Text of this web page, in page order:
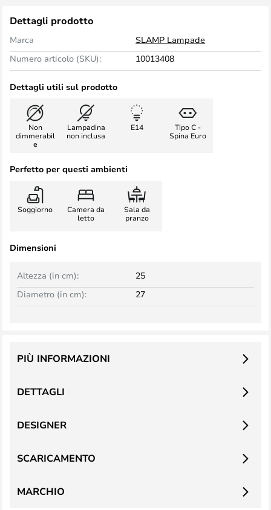
Dettagli prodotto
Marca
SLAMP Lampade
Numero articolo (SKU):
10013408
Dettagli utili sul prodotto
Non
dimmerabil
e
Lampadina
non inclusa
E14
Tipo C -
Spina Euro
Perfetto per questi ambienti
Soggiorno
Camera da
letto
Sala da
pranzo
Dimensioni
Altezza (in cm):
25
Diametro (in cm):
27
DETTAGLI
PIÙ INFORMAZIONI
DESIGNER
SCARICAMENTO
MARCHIO